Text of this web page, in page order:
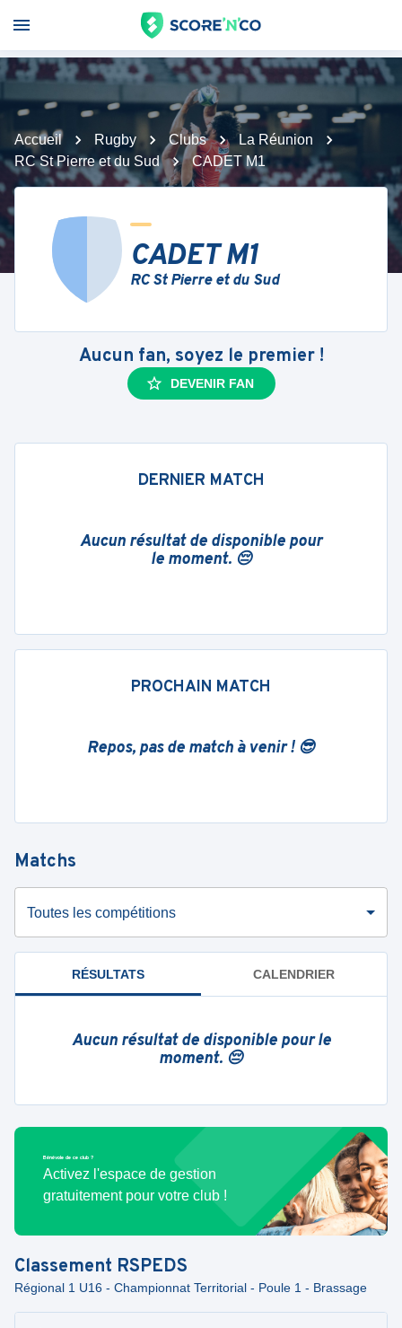
Accueil Rugby Clubs
La Réunion
RC St Pierre et du Sud
CADET M1
CADET M1
RC St Pierre et du Sud
Aucun fan, soyez le premier !
DEVENIR FAN
DERNIER MATCH
Aucun résultat de disponible pour
le moment. 😔
PROCHAIN MATCH
Repos, pas de match à venir ! 😎
Matchs
Toutes les compétitions
RÉSULTATS CALENDRIER
Aucun résultat de disponible pour le
moment. 😔
Bénévole de ce club ?
Activez l'espace de gestion
gratuitement pour votre club !
Classement RSPEDS
Régional 1 U16 - Championnat Territorial - Poule 1 - Brassage